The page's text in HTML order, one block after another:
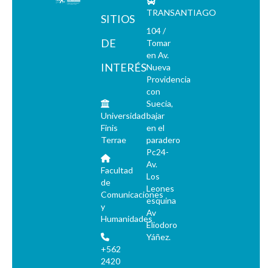
SITIOS
DE
INTERÉS
Universidad
Finis
Terrae
Facultad
de
Comunicaciones
y
Humanidades
+562
2420
TRANSANTIAGO
104 /
Tomar
en Av.
Nueva
Providencia
con
Suecia,
bajar
en el
paradero
Pc24-
Av.
Los
Leones
esquina
Av
Eliodoro
Yáñez.